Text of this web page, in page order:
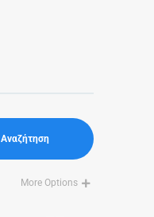
Αναζήτηση
More Options